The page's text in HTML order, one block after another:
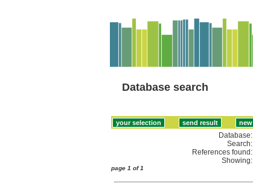
Database search
Database:
Search:
References found:
Showing:
page 1 of 1